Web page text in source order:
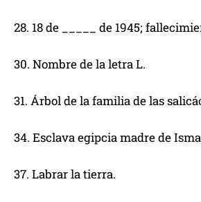
28. 18 de _____ de 1945;
30. Nombre de la letra L.
31. Árbol de la familia de las
34. Esclava egipcia madre de
37. Labrar la tierra.